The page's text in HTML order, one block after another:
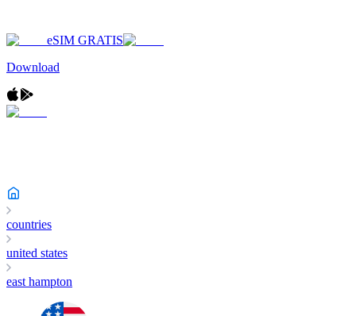
eSIM GRATIS
Download
countries
united states
east hampton